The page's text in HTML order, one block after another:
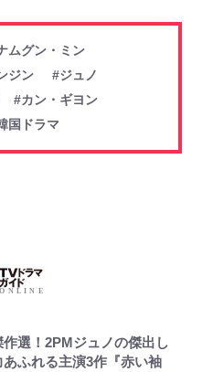
ムグン・ミン
ジン
#ジュノ
#カン・ギヨン
国ドラマ
作選！2PMジュノの傑出し
あふれる主演3作『赤い袖